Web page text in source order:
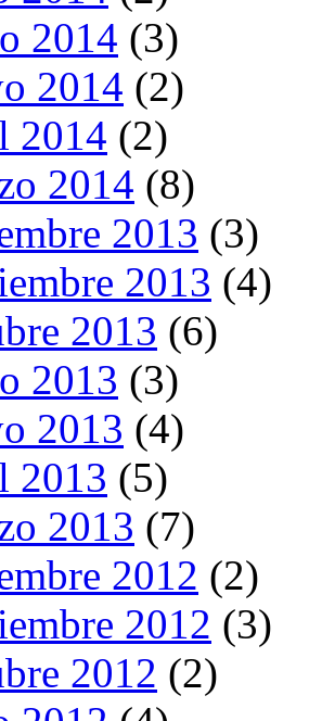
2014 (3)
2014 (2)
2014 (2)
2014 (8)
2013 (3)
2013 (4)
2013 (6)
2013 (3)
2013 (4)
2013 (5)
2013 (7)
2012 (2)
2012 (3)
2012 (2)